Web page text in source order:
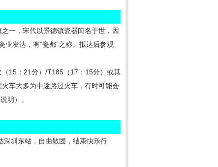
一，宋代以景德镇瓷器闻名于世，因
发达，有“瓷都”之称。抵达后参观
15：21分）/T185（17：15分）或其
车大多为中途路过火车，有时可能会
明）。
圳东站，自由散团，结束快乐行